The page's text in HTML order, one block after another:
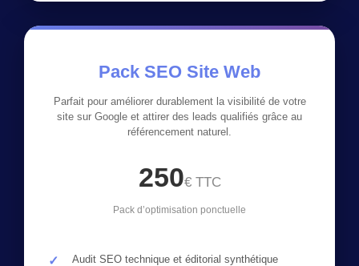
Pack SEO Site Web
Parfait pour améliorer durablement la visibilité de votre
site sur Google et attirer des leads qualifiés grâce au
référencement naturel.
250€ TTC
Pack d’optimisation ponctuelle
Audit SEO technique et éditorial synthétique